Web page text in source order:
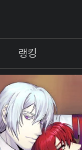
랭킹